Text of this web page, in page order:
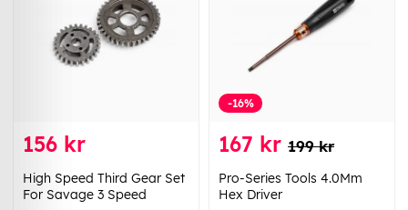
156 kr
High Speed Third Gear Set
For Savage 3 Speed
-16%
167 kr 199 kr
Pro-Series Tools 4.0Mm
Hex Driver